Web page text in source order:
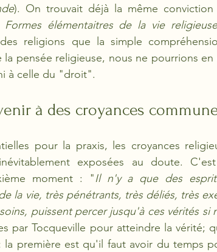
). On trouvait déjà la même
Formes élémentaitres de la vie religieuse
religions que la simple
la pensée religieuse, nous ne pourrions
à celle du "droit".
à des croyances
pour la praxis, les croyances
exposées au doute.
moment : "Il n'y a que des
la vie, très pénétrants, très déliés, très
puissent percer jusqu'à ces vérités si
par Tocqueville pour atteindre la vérité;
première est qu'il faut avoir du temps